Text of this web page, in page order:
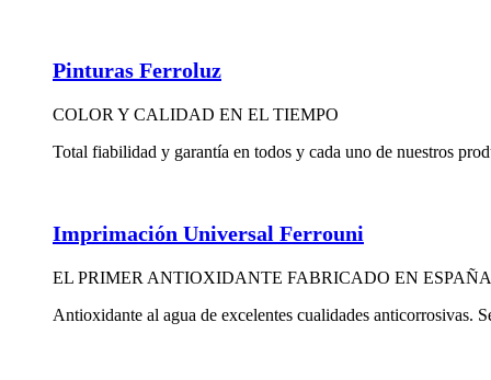
Pinturas Ferroluz
COLOR Y CALIDAD EN EL TIEMPO
Total fiabilidad y garantía en todos y cada uno de nuestros
Imprimación Universal Ferrouni
EL PRIMER ANTIOXIDANTE FABRICADO EN ESPAÑA
Antioxidante al agua de excelentes cualidades anticorrosivas.